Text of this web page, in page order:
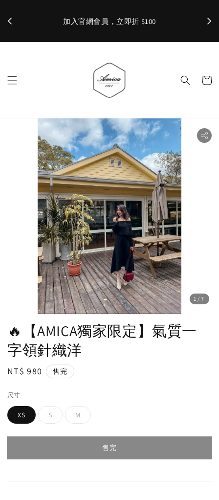
加入官網會員，立即折 $100 ✨
1 /7
🔥【AMICA獨家限定】氣質一
字領針織洋
Regular
NT$ 980 售完
尺寸
XS S M
售完